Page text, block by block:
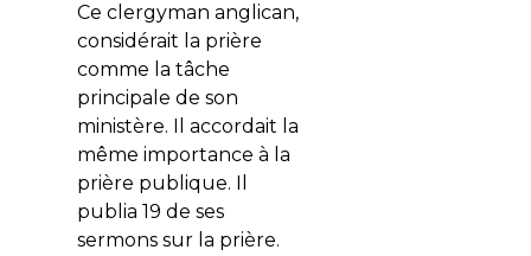
Ce clergyman anglican,
considérait la prière
comme la tâche
principale de son
ministère. Il accordait la
même importance à la
prière publique. Il
publia 19 de ses
sermons sur la prière.